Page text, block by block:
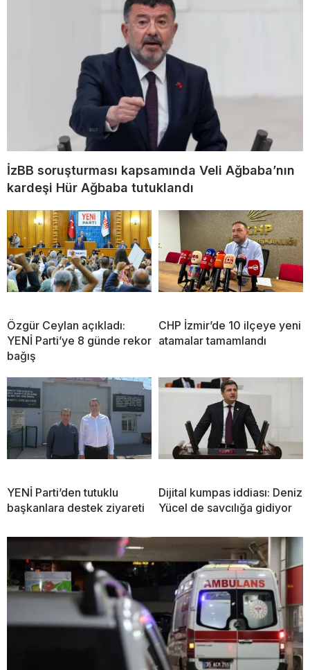
İzBB soruşturması kapsamında Veli Ağbaba’nın
kardeşi Hür Ağbaba tutuklandı
Özgür Ceylan açıkladı:
YENİ Parti’ye 8 günde rekor
bağış
CHP İzmir’de 10 ilçeye yeni
atamalar tamamlandı
YENİ Parti’den tutuklu
başkanlara destek ziyareti
Dijital kumpas iddiası: Deniz
Yücel de savcılığa gidiyor